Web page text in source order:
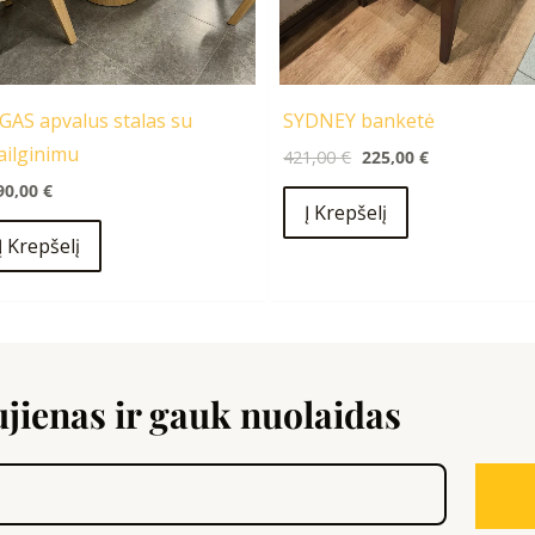
apvalus stalas su
€
Krepšelį
SYDNEY banketė
421,00€ 225,00€
Į Krepšelį
ir gauk nuolaidas